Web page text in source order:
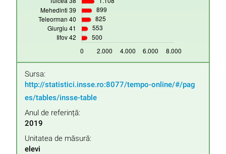
Sursa:
http://statistici.insse.ro:8077/tempo-online/#/pag
es/tables/insse-table
Anul de referință:
2019
Unitatea de măsură:
elevi